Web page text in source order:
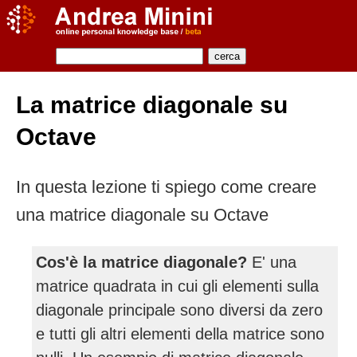
La matrice diagonale su
Octave
In questa lezione ti spiego come creare
una matrice diagonale su Octave
Cos'è la matrice diagonale? E' una
matrice quadrata in cui gli elementi sulla
diagonale principale sono diversi da zero
e tutti gli altri elementi della matrice sono